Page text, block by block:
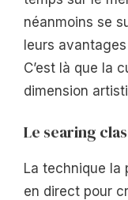
néanmoins se
leurs
C’est là que la
dimension
Le searing
La technique la
en direct pour